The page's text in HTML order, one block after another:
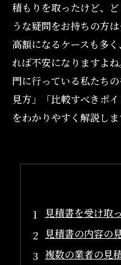
積もりを取ったけど、
うな疑問をお持ちの方
高額になるケースも多
れば不安になりますよ
門に行っている私たち
見方」「比較すべきポ
をわかりやすく解説しま
見積書を受け取
見積書の内容の
複数の業者の見